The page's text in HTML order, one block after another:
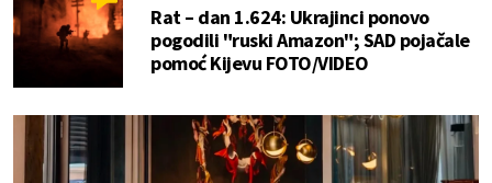
Rat – dan 1.624: Ukrajinci ponovo
pogodili "ruski Amazon"; SAD pojačale
pomoć Kijevu FOTO/VIDEO